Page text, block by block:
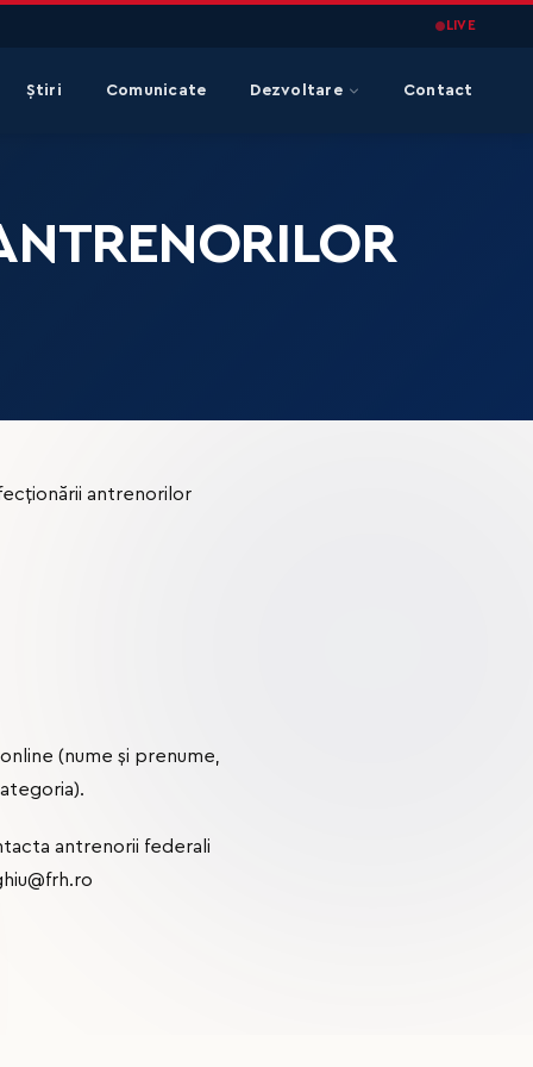
LIVE
Știri Comunicate Dezvoltare Contact
antrenorilor
(nume și prenume,
antrenorii federali